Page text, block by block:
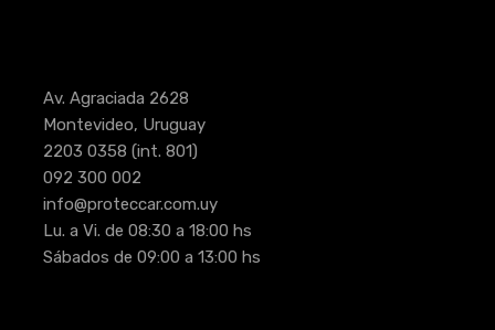
Av. Agraciada 2628
Montevideo, Uruguay
2203 0358 (int. 801)
092 300 002
info@proteccar.com.uy
Lu. a Vi. de 08:30 a 18:00 hs
Sábados de 09:00 a 13:00 hs